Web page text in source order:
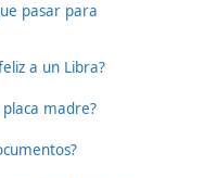
pasar para
a un Libra?
madre?